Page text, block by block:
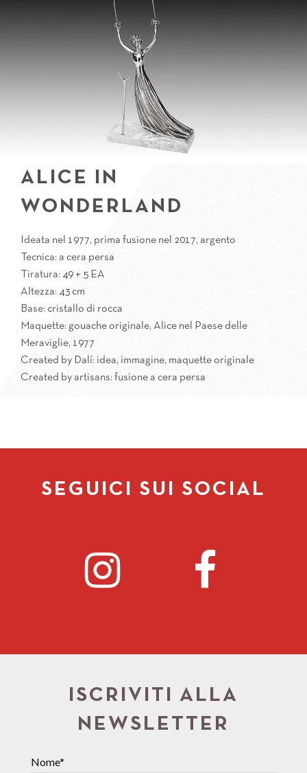
ALICE IN
WONDERLAND
Ideata nel 1977, prima fusione nel 2017, argento
Tecnica: a cera persa
Tiratura: 49 + 5 EA
Altezza: 43 cm
Base: cristallo di rocca
Maquette: gouache originale, Alice nel Paese delle
Meraviglie, 1977
Created by Dalí: idea, immagine, maquette originale
Created by artisans: fusione a cera persa
SEGUICI SUI SOCIAL
ISCRIVITI ALLA
NEWSLETTER
Nome*